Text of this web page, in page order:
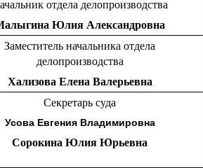
отдела делопроизводства
Юлия Александровна
Заместитель начальника отдела
делопроизводства
Хализова Елена Валерьевна
Секретарь суда
Усова Евгения Владимировна
Сорокина Юлия Юрьевна